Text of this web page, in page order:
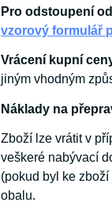
Pro odstoupení
vzorový formulář
Vrácení kupní
jiným vhodným
Náklady na
Zboží lze vrátit v
veškeré nabývací
(pokud byl ke
obalu.